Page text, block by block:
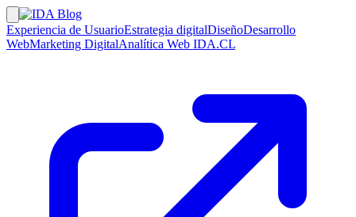
Experiencia de UsuarioEstrategia digitalDiseñoDesarrollo
WebMarketing DigitalAnalítica Web IDA.CL